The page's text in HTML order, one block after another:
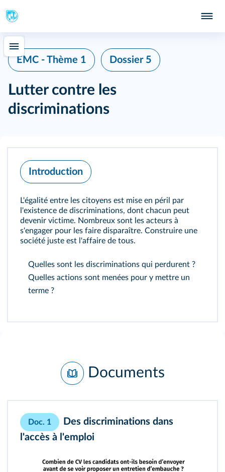
EMC - Thème 1 Dossier 5
Lutter contre les
discriminations
Introduction
L'égalité entre les citoyens est mise en péril par
l'existence de discriminations, dont chacun peut
devenir victime. Nombreux sont les acteurs à
s'engager pour les faire disparaître. Construire une
société juste est l'affaire de tous.
Quelles sont les discriminations qui perdurent ?
Quelles actions sont menées pour y mettre un
terme ?
Documents
Doc. 1
Des discriminations dans
l'accès à l'emploi